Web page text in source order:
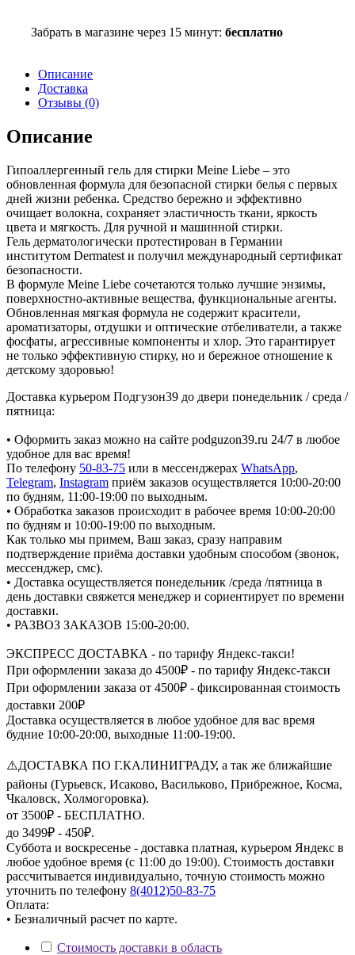
Забрать в магазине через 15 минут: бесплатно
Описание
Доставка
Отзывы (0)
Описание
Гипоаллергенный гель для стирки Meine Liebe – это
обновленная формула для безопасной стирки белья с первых
дней жизни ребенка. Средство бережно и эффективно
очищает волокна, сохраняет эластичность ткани, яркость
цвета и мягкость. Для ручной и машинной стирки.
Гель дерматологически протестирован в Германии
институтом Dermatest и получил международный сертификат
безопасности.
В формуле Meine Liebe сочетаются только лучшие энзимы,
поверхностно-активные вещества, функциональные агенты.
Обновленная мягкая формула не содержит красители,
ароматизаторы, отдушки и оптические отбеливатели, а также
фосфаты, агрессивные компоненты и хлор. Это гарантирует
не только эффективную стирку, но и бережное отношение к
детскому здоровью!
Доставка курьером Подгузон39 до двери понедельник / среда /
пятница:
• Оформить заказ можно на сайте podguzon39.ru 24/7 в любое
удобное для вас время!
По телефону 50-83-75 или в мессенджерах WhatsApp,
Telegram, Instagram приём заказов осуществляется 10:00-20:00
по будням, 11:00-19:00 по выходным.
• Обработка заказов происходит в рабочее время 10:00-20:00
по будням и 10:00-19:00 по выходным.
Как только мы примем, Ваш заказ, сразу направим
подтверждение приёма доставки удобным способом (звонок,
мессенджер, смс).
• Доставка осуществляется понедельник /среда /пятница в
день доставки свяжется менеджер и сориентирует по времени
доставки.
• РАЗВОЗ ЗАКАЗОВ 15:00-20:00.
ЭКСПРЕСС ДОСТАВКА - по тарифу Яндекс-такси!
При оформлении заказа до 4500₽ - по тарифу Яндекс-такси
При оформлении заказа от 4500₽ - фиксированная стоимость
доставки 200₽
Доставка осуществляется в любое удобное для вас время
будние 10:00-20:00, выходные 11:00-19:00.
⚠️ДОСТАВКА ПО Г.КАЛИНИГРАДУ, а так же ближайшие
районы (Гурьевск, Исаково, Васильково, Прибрежное, Косма,
Чкаловск, Холмогоровка).
от 3500₽ - БЕСПЛАТНО.
до 3499₽ - 450₽.
Суббота и воскресенье - доставка платная, курьером Яндекс в
любое удобное время (с 11:00 до 19:00). Стоимость доставки
рассчитывается индивидуально, точную стоимость можно
уточнить по телефону 8(4012)50-83-75
Оплата:
• Безналичный расчет по карте.
Стоимость доставки в область